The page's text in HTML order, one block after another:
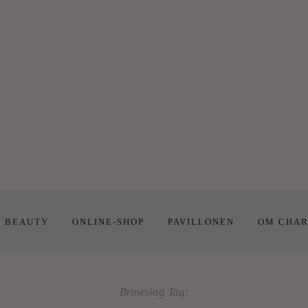
BEAUTY ONLINE-SHOP PAVILLONEN OM
Browsing Tag: